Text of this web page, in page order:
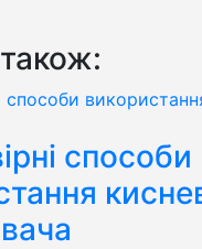
способи